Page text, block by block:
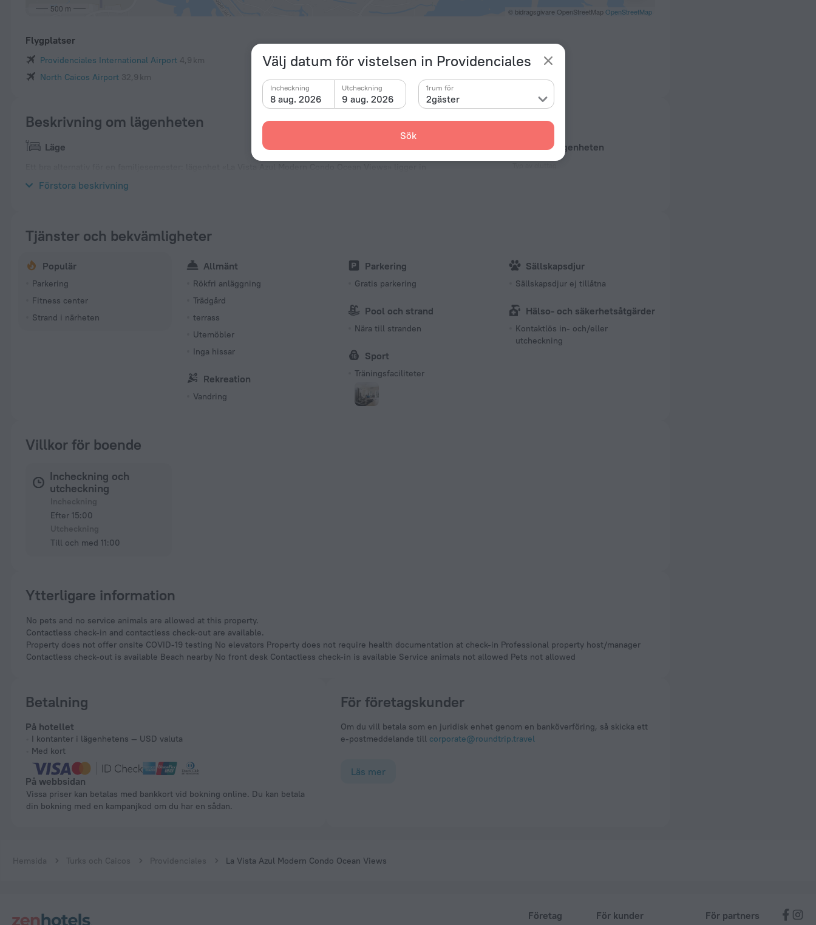
Välj datum för vistelsen in Providenciales
8 aug. 2026
Incheckning
9 aug. 2026
Utcheckning
2gäster
1rum för
Sök
500 m © bidragsgivare OpenStreetMapOpenStreetMap
Flygplatser
Providenciales International Airport 4,9 km
North Caicos Airport 32,9 km
Beskrivning om lägenheten
Läge
Förstora beskrivning
Fakta om lägenheten
Antal rum
1 rum
Tjänster och bekvämligheter
Populär
Parkering
Fitness center
Strand i närheten
Allmänt
Rökfri anläggning
Trädgård
terrass
Utemöbler
Inga hissar
Rekreation
Vandring
Parkering
Gratis parkering
Pool och strand
Nära till stranden
Sport
Träningsfaciliteter
Sällskapsdjur
Sällskapsdjur ej tillåtna
Hälso- och säkerhetsåtgärder
Kontaktlös in- och/eller
utcheckning
Villkor för boende
Incheckning och
utcheckning
Efter 15:00
Till och med 11:00
Ytterligare information
No pets and no service animals are allowed at this property.
Contactless check-in and contactless check-out are available.
Property does not offer onsite COVID-19 testing No elevators Property does not require health documentation at check-in Professional property host/manager
Contactless check-out is available Beach nearby No front desk Contactless check-in is available Service animals not allowed Pets not allowed
Betalning
På hotellet
I kontanter i lägenhetens — USD valuta
Med kort
På webbsidan
Vissa priser kan betalas med bankkort vid bokning online. Du kan betala
din bokning med en kampanjkod om du har en sådan.
För företagskunder
Om du vill betala som en juridisk enhet genom en banköverföring, så skicka ett
e-postmeddelande till corporate@roundtrip.travel
Läs mer
Hemsida Turks och Caicos Providenciales La Vista Azul Modern Condo Ocean Views
Företag För kunder För partners